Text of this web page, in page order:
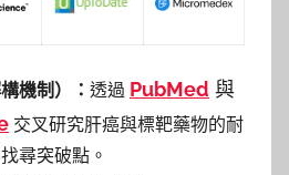
機制）： 透過 PubMed 與
交叉研究肝癌與標靶藥物的耐
尋突破點。